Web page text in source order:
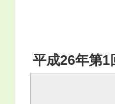
平成26年第1